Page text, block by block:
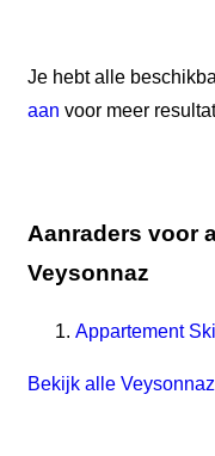
Je hebt alle
aan voor meer
Aanraders voor
Veysonnaz
Appartement
Bekijk alle